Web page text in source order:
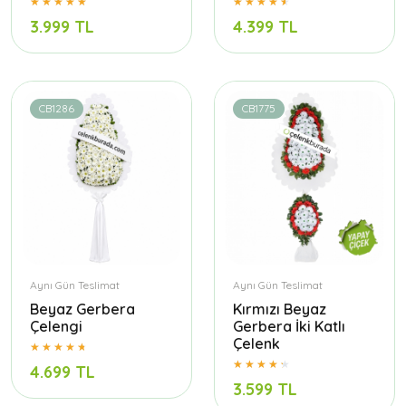
3.999 TL 4.399 TL
CB1286
Aynı Gün Teslimat
Beyaz Gerbera
Çelengi
4.699 TL
CB1775
Aynı Gün Teslimat
Kırmızı Beyaz
Gerbera İki Katlı
Çelenk
3.599 TL